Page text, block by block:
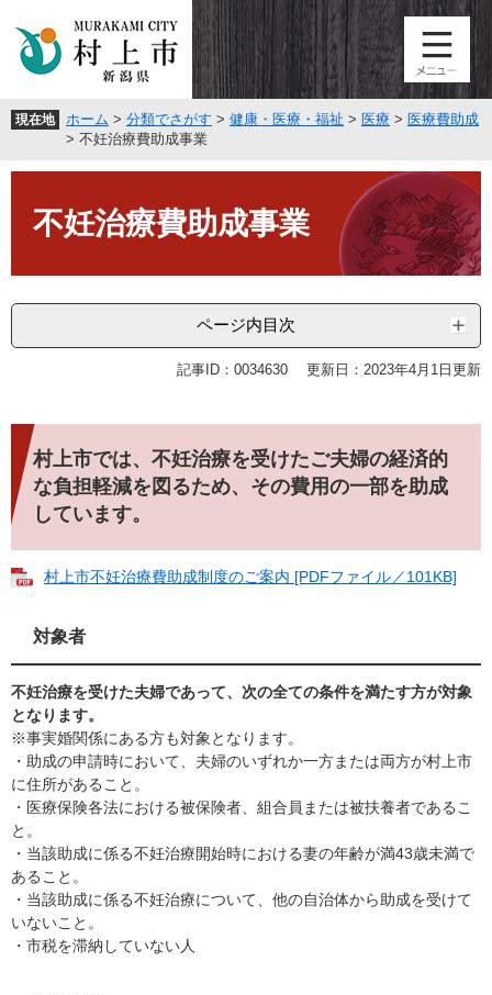
頭
す
飛
し
現在地 ホーム > 分類でさがす > 健康・医療・福祉 > 医療 > 医療費助成
> 不妊治療費助成事業
不妊治療費助成事業
ページ内目次
記事ID：0034630 更新日：2023年4月1日更新
村上市では、不妊治療を受けたご夫婦の経済的
な負担軽減を図るため、その費用の一部を助成
しています。
村上市不妊治療費助成制度のご案内 [PDFファイル／101KB]
対象者
不妊治療を受けた夫婦であって、次の全ての条件を満たす方が対象
となります。
※事実婚関係にある方も対象となります。
・助成の申請時において、夫婦のいずれか一方または両方が村上市
に住所があること。
・医療保険各法における被保険者、組合員または被扶養者であるこ
と。
・当該助成に係る不妊治療開始時における妻の年齢が満43歳未満で
あること。
・当該助成に係る不妊治療について、他の自治体から助成を受けて
いないこと。
・市税を滞納していない人​